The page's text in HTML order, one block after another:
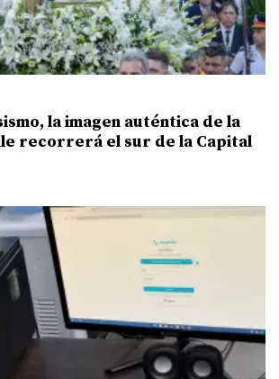
la imagen auténtica de la
recorrerá el sur de la Capital